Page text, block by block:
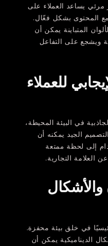
مرئي يساعد العملاء على
المحتوى بشكل فعّال.
المتباينة يمكن أن
ويشجع على التفاعل
للعملاء
في البيئة المحيطة،
الجيد يمكنه أن
إلى لحظة ممتعة
العلامة التجارية.
والأشكال
في خلق بيئة محفزة.
الديناميكية يمكن أن